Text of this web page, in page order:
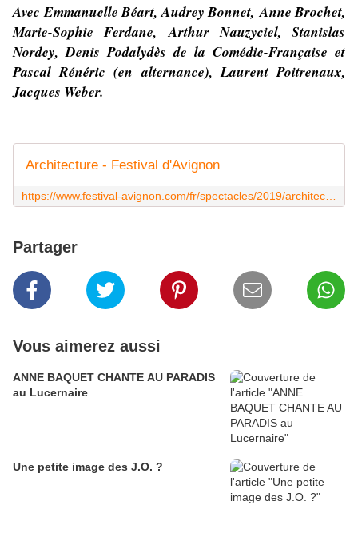
Avec Emmanuelle Béart, Audrey Bonnet, Anne Brochet,
Marie-Sophie Ferdane, Arthur Nauzyciel, Stanislas
Nordey, Denis Podalydès de la Comédie-Française et
Pascal Rénéric (en alternance), Laurent Poitrenaux,
Jacques Weber.
Architecture - Festival d'Avignon
Partager
Vous aimerez aussi
ANNE BAQUET CHANTE AU PARADIS
au Lucernaire
Une petite image des J.O. ?